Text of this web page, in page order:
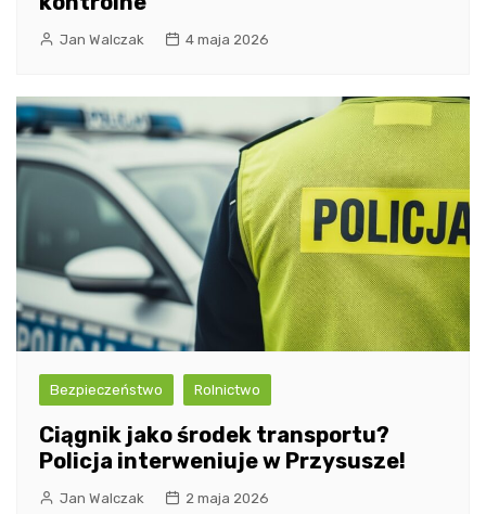
Jan Walczak 4 maja 2026
Bezpieczeństwo Rolnictwo
Ciągnik jako środek transportu?
Policja interweniuje w Przysusze!
Jan Walczak 2 maja 2026